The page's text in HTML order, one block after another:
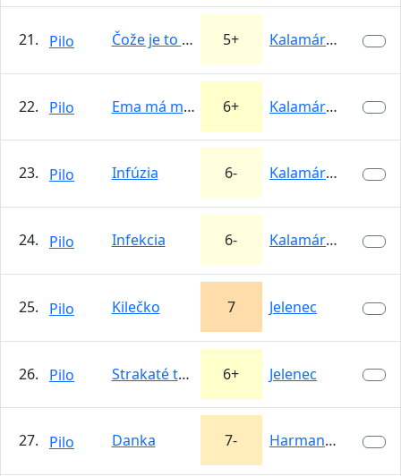
21. Pilo Čože je to päťdesiatka 5+ Kalamárka
22. Pilo Ema má mamu 6+ Kalamárka
23. Pilo Infúzia 6- Kalamárka
24. Pilo Infekcia 6- Kalamárka
25. Pilo Kilečko 7 Jelenec
26. Pilo Strakaté teľa 6+ Jelenec
27. Pilo Danka 7- Harmanecká…